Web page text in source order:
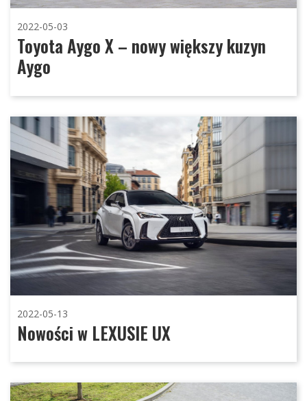
2022-05-03
Toyota Aygo X – nowy większy kuzyn
Aygo
2022-05-13
Nowości w LEXUSIE UX